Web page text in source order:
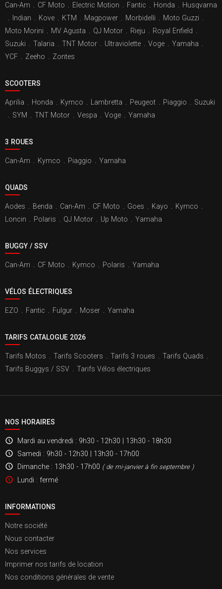
Can-Am
CF Moto Electric Motion Fantic Honda
Husqvarna
Indian Kove KTM Magpower Morbidelli Moto Guzzi
Moto Morini
MV Agusta QJ Motor Rieju Royal Enfield
Suzuki
Talaria TNT Motor Ultraviolette Voge Yamaha
YCF
Zeeho Zontes
SCOOTERS
Aprilia Honda Kymco Lambretta Peugeot Piaggio
Suzuki
SYM TNT Motor Vespa Voge Yamaha
3 ROUES
Can-Am Kymco Piaggio Yamaha
QUADS
Aodes Benda Can-Am CF Moto Goes Kayo Kymco
Loncin
Polaris QJ Motor Up Moto Yamaha
BUGGY / SSV
Can-Am CF Moto Kymco Polaris Yamaha
VÉLOS ÉLECTRIQUES
EZO Fantic Fulgur Moser Yamaha
TARIFS CATALOGUE 2026
Tarifs Motos Tarifs Scooters Tarifs 3 roues Tarifs Quads
Tarifs Buggys / SSV
Tarifs Vélos électriques
NOS HORAIRES
Mardi au vendredi : 9h30 - 12h30 | 13h30 - 18h30
Samedi : 9h30 - 12h30 | 13h30 - 17h00
Dimanche : 13h30 - 17h00 ( de mi-janvier à fin septembre )
Lundi : fermé
INFORMATIONS
Notre société
Nous contacter
Nos services
Imprimer nos tarifs de location
Nos conditions générales de vente